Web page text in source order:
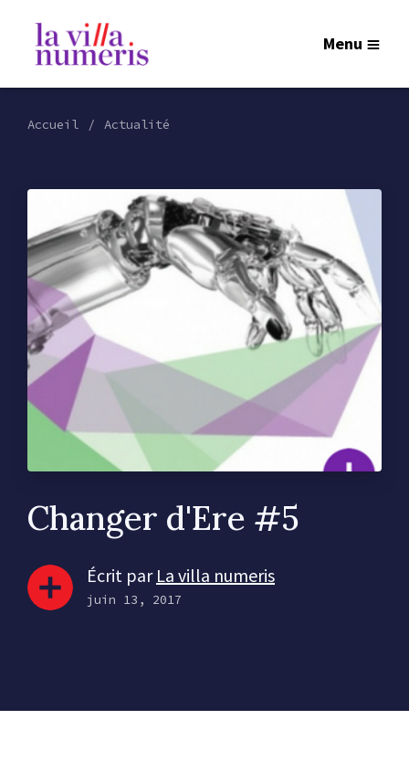
Menu
Accueil Actualité
Changer d'Ere #5
Écrit par La villa numeris
juin 13, 2017